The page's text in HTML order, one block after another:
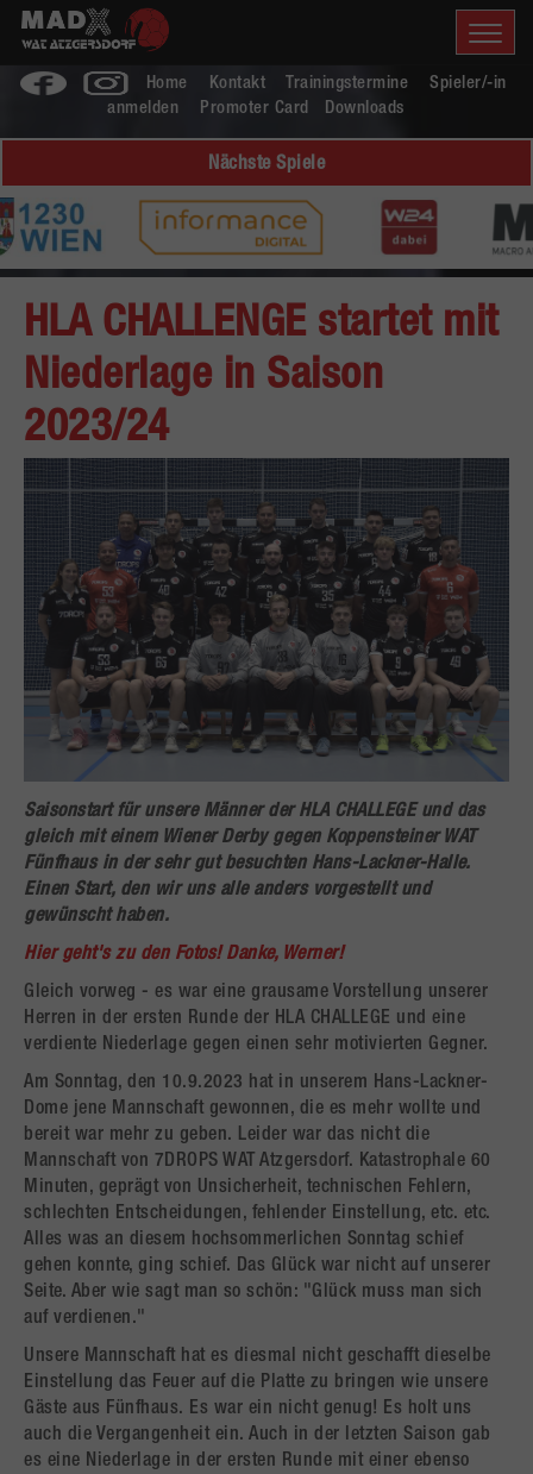
Home Kontakt Trainingstermine
Spieler/-in
anmelden
Promoter Card Downloads
Nächste Spiele
HLA CHALLENGE startet mit
Niederlage in Saison
2023/24
Saisonstart für unsere Männer der HLA CHALLEGE und das
gleich mit einem Wiener Derby gegen Koppensteiner WAT
Fünfhaus in der sehr gut besuchten Hans-Lackner-Halle.
Einen Start, den wir uns alle anders vorgestellt und
gewünscht haben.
Hier geht's zu den Fotos! Danke, Werner!
Gleich vorweg - es war eine grausame Vorstellung unserer
Herren in der ersten Runde der HLA CHALLEGE und eine
verdiente Niederlage gegen einen sehr motivierten Gegner.
Am Sonntag, den 10.9.2023 hat in unserem Hans-Lackner-
Dome jene Mannschaft gewonnen, die es mehr wollte und
bereit war mehr zu geben. Leider war das nicht die
Mannschaft von 7DROPS WAT Atzgersdorf. Katastrophale 60
Minuten, geprägt von Unsicherheit, technischen Fehlern,
schlechten Entscheidungen, fehlender Einstellung, etc. etc.
Alles was an diesem hochsommerlichen Sonntag schief
gehen konnte, ging schief. Das Glück war nicht auf unserer
Seite. Aber wie sagt man so schön: "Glück muss man sich
auf verdienen."
Unsere Mannschaft hat es diesmal nicht geschafft dieselbe
Einstellung das Feuer auf die Platte zu bringen wie unsere
Gäste aus Fünfhaus. Es war ein nicht genug! Es holt uns
auch die Vergangenheit ein. Auch in der letzten Saison gab
es eine Niederlage in der ersten Runde mit einer ebenso